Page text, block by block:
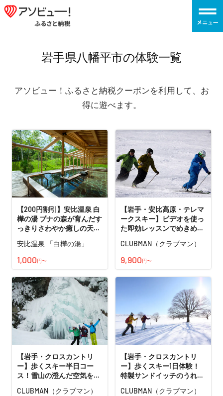
コ
ア
岩手県八幡平市の体験一覧
アソビュー！ふるさと納税クーポンを利用して、お
得に遊べます。
【200円割引】安比温泉 白
樺の湯 ブナの森が育んだす
っきりさわやか癒しの天然
安比温泉 「白樺の湯」
1,000円〜
【岩手・安比高原・テレマ
ークスキー】ビデオを使っ
た即効レッスンでめきめき
CLUBMAN（クラブマン）
9,900円〜
【岩手・クロスカントリ
ー】歩くスキー半日コー
ス！雪山の澄んだ空気を体
CLUBMAN（クラブマン）
【岩手・クロスカントリ
ー】歩くスキー1日体験！
特製サンドイッチのうれし
CLUBMAN（クラブマン）